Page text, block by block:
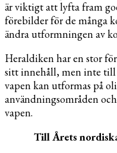
är viktigt att lyfta fram
förebilder för de många
ändra utformningen av
Heraldiken har en stor
sitt innehåll, men inte
vapen kan utformas på
användningsområden
vapen.
Till Årets